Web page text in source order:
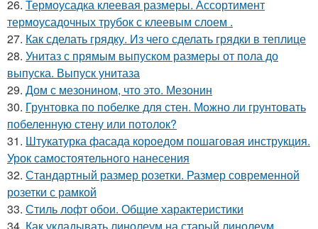
26. Термоусадка клеевая размеры. Ассортимент
термоусадочных трубок с клеевым слоем .
27. Как сделать грядку. Из чего сделать грядки в теплице
28. Унитаз с прямым выпуском размеры от пола до
выпуска. Выпуск унитаза
29. Дом с мезонином, что это. Мезонин
30. Грунтовка по побелке для стен. Можно ли грунтовать
побеленную стену или потолок?
31. Штукатурка фасада короедом пошаговая инструкция.
Урок самостоятельного нанесения
32. Стандартный размер розетки. Размер современной
розетки с рамкой
33. Стиль лофт обои. Общие характеристики